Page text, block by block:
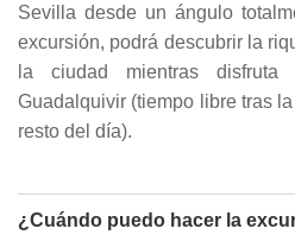
Sevilla desde un ángulo
excursión, podrá descubrir la
la ciudad mientras
Guadalquivir (tiempo libre tras
resto del día).
¿Cuándo puedo hacer la